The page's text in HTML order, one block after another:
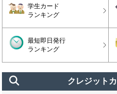
学生カード
ランキング
最短即日発行
ランキング
クレジット